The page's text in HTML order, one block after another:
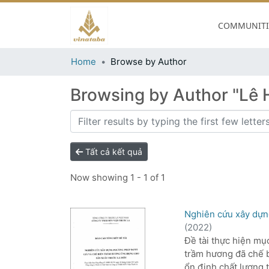
Home Browse by Author
Browsing by Author "Lê
Tất cả kết quả
Now showing 1 - 1 of 1
Nghiên cứu xây
(2022)
Đề tài thực hiện
trầm hương đã chế